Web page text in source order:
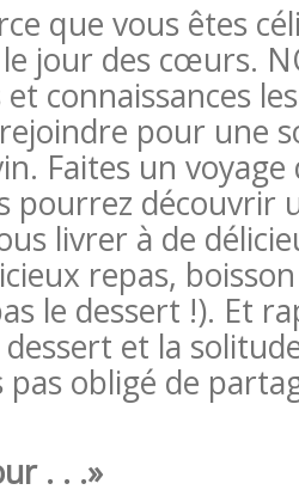
que vous êtes
jour des cœurs.
et connaissances
pour une
Faites un voyage
pourrez découvrir
livrer à de
repas,
le dessert !). Et
et la
pas obligé de
. . .»